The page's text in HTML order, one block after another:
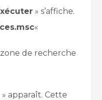
» s’affiche.
«
de recherche
» apparaît. Cette